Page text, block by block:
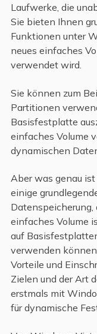
Laufwerke, die
Sie bieten Ihnen
Funktionen unter
neues einfaches
verwendet wird.
Sie können zum
Partitionen
Basisfestplatte
einfaches Volume
dynamischen
Aber was genau
einige
Datenspeicherung,
einfaches Volume
auf
verwenden
Vorteile und
Zielen und der Art
erstmals mit
für dynamische